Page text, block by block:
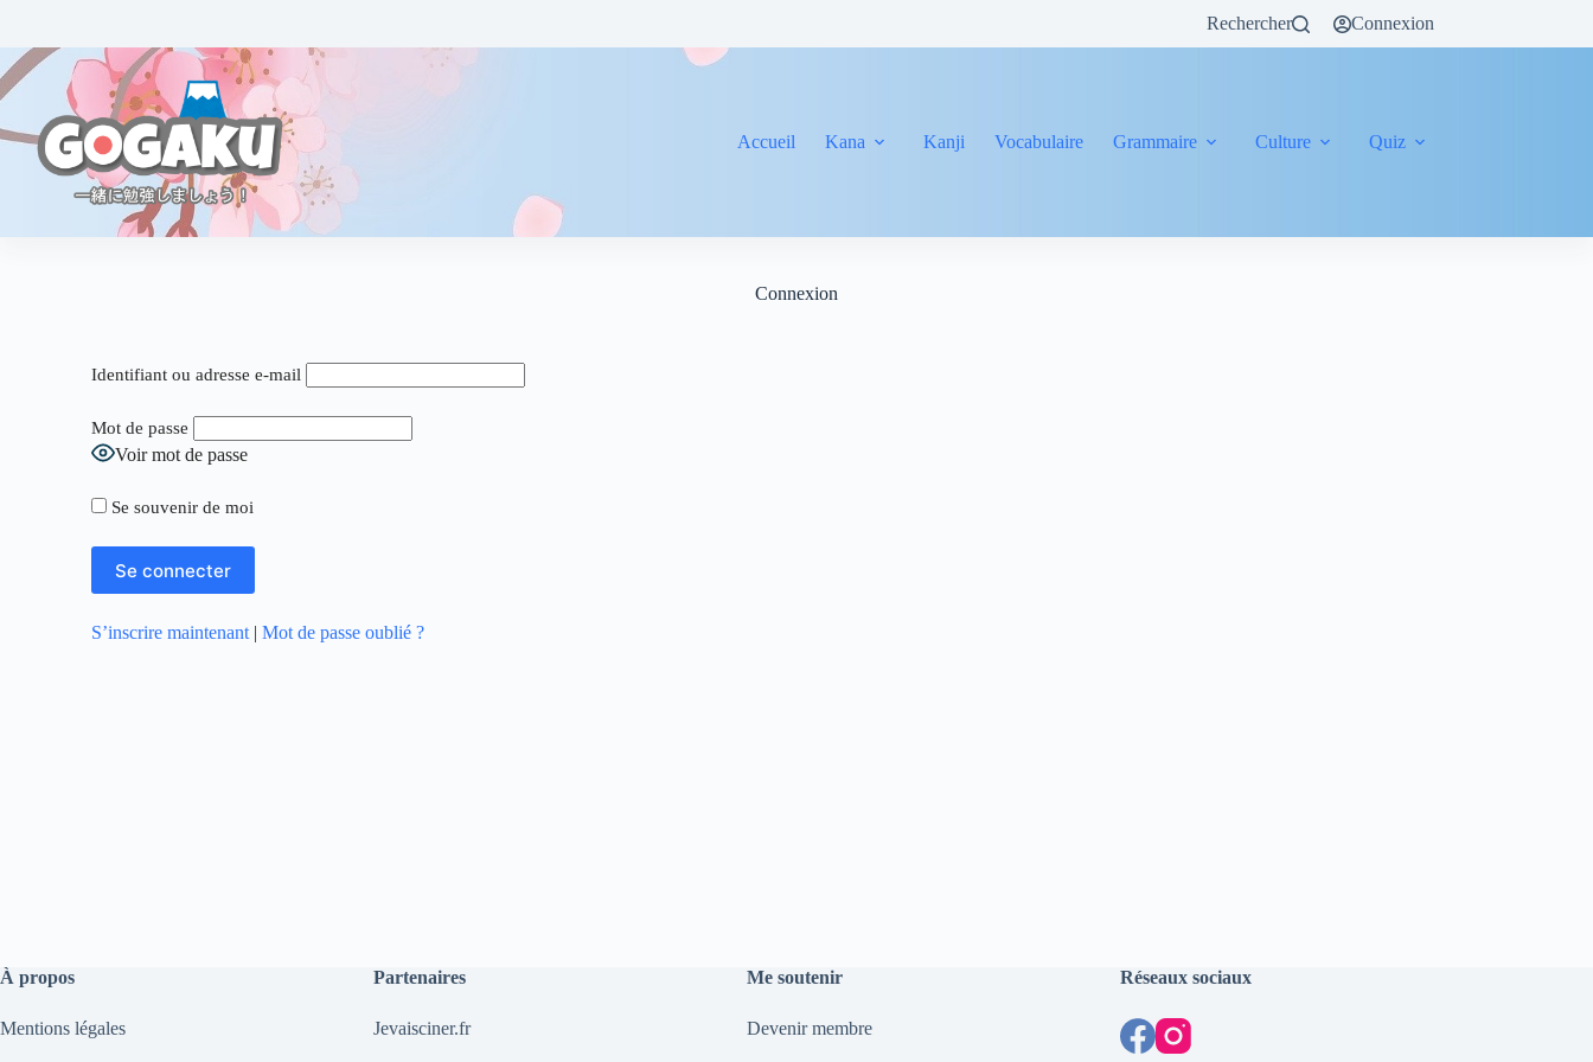
Rechercher Connexion
Accueil Kana Kanji Vocabulaire Grammaire Culture Quiz
Connexion
Identifiant ou adresse e-mail
Mot de passe
Voir mot de passe
Se souvenir de moi
S’inscrire maintenant |Mot de passe oublié ?
À propos
Mentions légales
Partenaires
Jevaisciner.fr
Me soutenir
Devenir membre
Réseaux sociaux